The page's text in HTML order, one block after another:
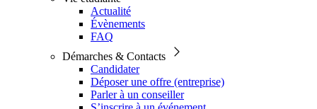
Actualité
Évènements
FAQ
Démarches & Contacts
Candidater
Déposer une offre (entreprise)
Parler à un conseiller